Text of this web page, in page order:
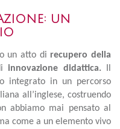
UN
un atto di recupero della
innovazione didattica.Il
integrato in un percorso
all’inglese, costruendo
abbiamo mai pensato al
come a un elemento vivo